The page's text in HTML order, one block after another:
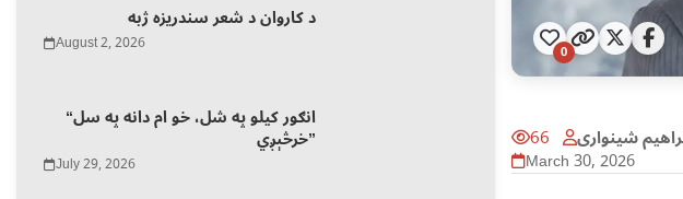
0
66 شینواری
March 30, 2026
د کاروان د شعر سندریزه ژبه
August 2, 2026
“انګور کیلو په شل، خو ام دانه په سل
خرڅېږي”
July 29, 2026